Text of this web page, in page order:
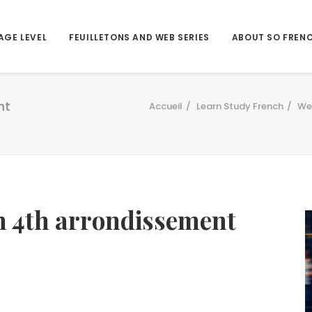
LEVEL FEUILLETONS AND WEB SERIES ABOUT SO
Accueil Learn Study French
4th arrondissement